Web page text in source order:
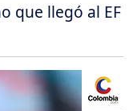
que llegó al EF